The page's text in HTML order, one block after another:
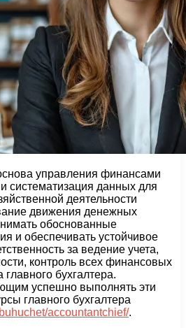
управления финансами
систематизация данных для
деятельности
движения денежных
обоснованные
и обеспечивать устойчивое
за ведение учета,
контроль всех финансовых
бухгалтера.
успешно выполнять эти
главного бухгалтера
accountantchief/.